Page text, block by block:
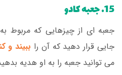
15. جعبه کادو
جعبه ای از چیزهایی که
جایی قرار دهید که آن را ببیند و
می توانید جعبه را به او هدیه